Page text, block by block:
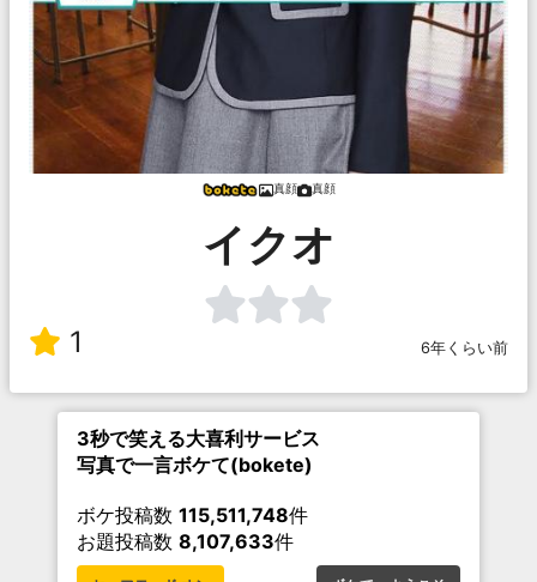
真顔 真顔
イクオ
1 6年くらい前
3秒で笑える大喜利サービス
写真で一言ボケて(bokete)
ボケ投稿数 115,511,748件
お題投稿数 8,107,633件